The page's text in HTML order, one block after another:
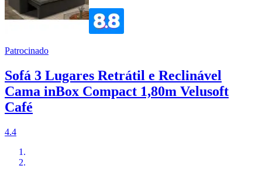
Patrocinado
Sofá 3 Lugares Retrátil e Reclinável
Cama inBox Compact 1,80m Velusoft
Café
4.4